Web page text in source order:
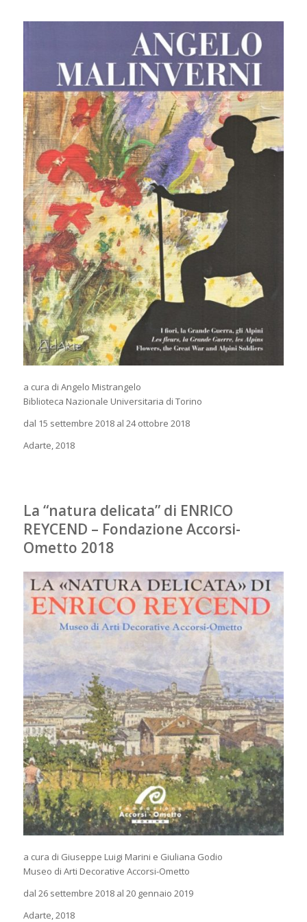
a cura di Angelo Mistrangelo
Biblioteca Nazionale Universitaria di Torino
dal 15 settembre 2018 al 24 ottobre 2018
Adarte, 2018
La “natura delicata” di ENRICO
REYCEND – Fondazione Accorsi-
Ometto 2018
a cura di Giuseppe Luigi Marini e Giuliana Godio
Museo di Arti Decorative Accorsi-Ometto
dal 26 settembre 2018 al 20 gennaio 2019
Adarte, 2018